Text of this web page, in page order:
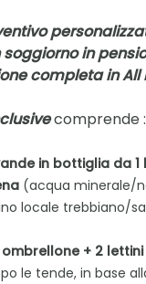
in
completa in All
comprende :
in bottiglia da 1
(acqua minerale/
locale trebbiano/
ombrellone + 2 lettini
le tende, in base